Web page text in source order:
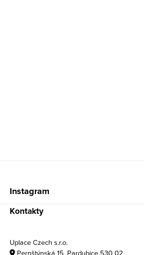
Instagram
Kontakty
Uplace Czech s.r.o.
Pernštýnská 15, Pardubice 530 02